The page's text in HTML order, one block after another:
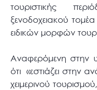
τουριστικής
ξενοδοχειακού
ειδικών μορφών
Αναφερόμενη στην
ότι «εστιάζει στην
χειμερινού